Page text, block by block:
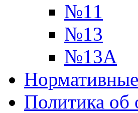
№11
№13
№13А
Политика об